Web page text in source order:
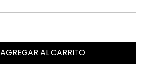
AGREGAR AL CARRITO